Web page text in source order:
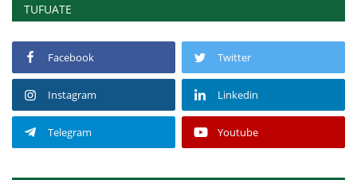
TUFUATE
Facebook Twitter
Instagram Linkedin
Telegram Youtube